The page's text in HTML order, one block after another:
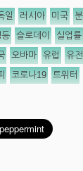
일 러시아 미국
슬로데이 실업률
오바마 유럽 유
코로나19 트위터